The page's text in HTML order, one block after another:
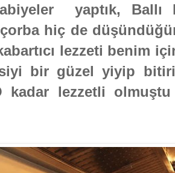
yaptık, Ballı
hiç de
lezzeti benim
bir güzel yiyip
kadar lezzetli